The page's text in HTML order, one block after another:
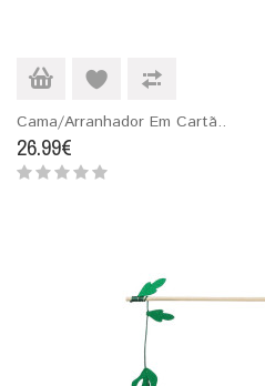
Cama/Arranhador Em Cartã..
26.99€